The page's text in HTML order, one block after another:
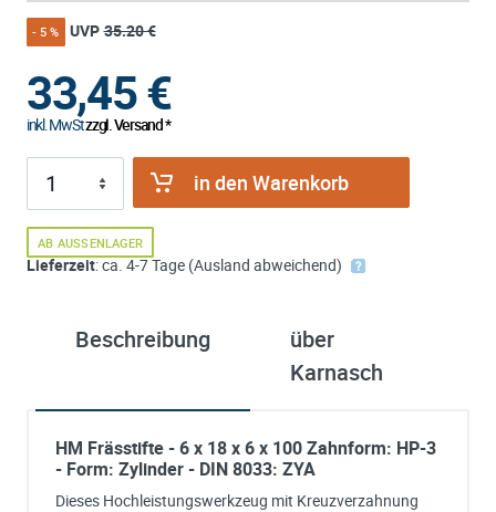
- 5 % UVP 35.20 €
33,45€
inkl. MwStzzgl. Versand *
in den Warenkorb
AB AUSSENLAGER
Lieferzeit: ca. 4-7 Tage (Ausland abweichend)
Beschreibung
über
Karnasch
HM Frässtifte - 6 x 18 x 6 x 100 Zahnform: HP-3
- Form: Zylinder - DIN 8033: ZYA
Dieses Hochleistungswerkzeug mit Kreuzverzahnung